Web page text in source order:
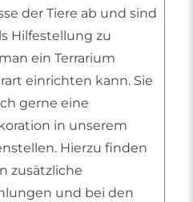
der Tiere ab und sind
Hilfestellung zu
ein Terrarium
einrichten kann. Sie
gerne eine
in unserem
Hierzu finden
zusätzliche
und bei den